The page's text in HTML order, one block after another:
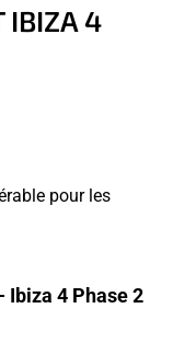
4
pour les
Ibiza 4 Phase 2